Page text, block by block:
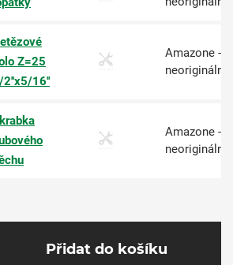
Z=25
2''x5/16''
Amazone -
neoriginální
Amazone -
neoriginální
Přidat do košíku